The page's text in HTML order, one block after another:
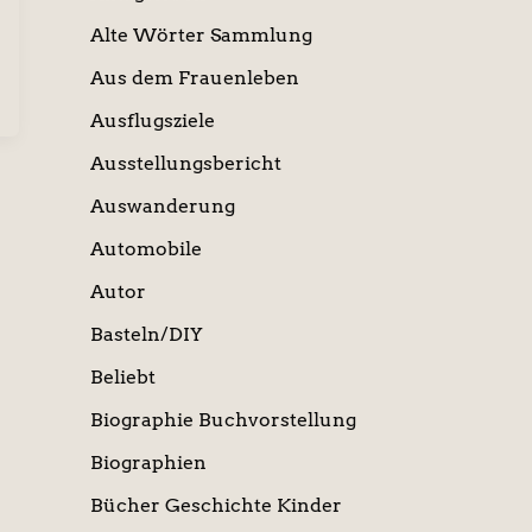
Alte Wörter Sammlung
Aus dem Frauenleben
Ausflugsziele
Ausstellungsbericht
Auswanderung
Automobile
Autor
Basteln/DIY
Beliebt
Biographie Buchvorstellung
Biographien
Bücher Geschichte Kinder